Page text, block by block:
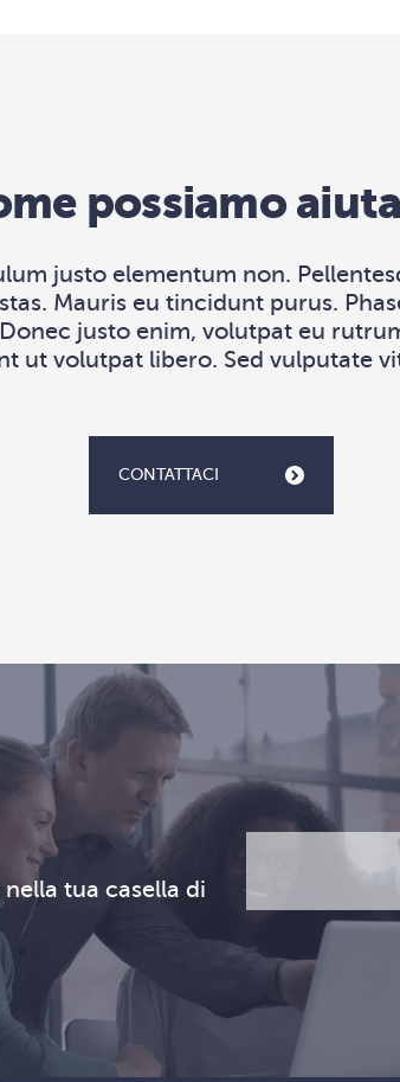
possiamo
justo elementum non.
Mauris eu tincidunt purus.
justo enim, volutpat eu
ut volutpat libero. Sed vulputate
CONTATTACI
tua casella di